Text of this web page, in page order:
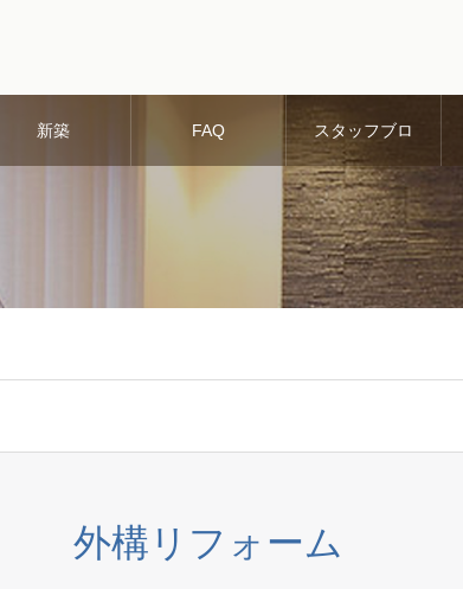
新築 FAQ スタッフブロ
グ
外構リフォーム